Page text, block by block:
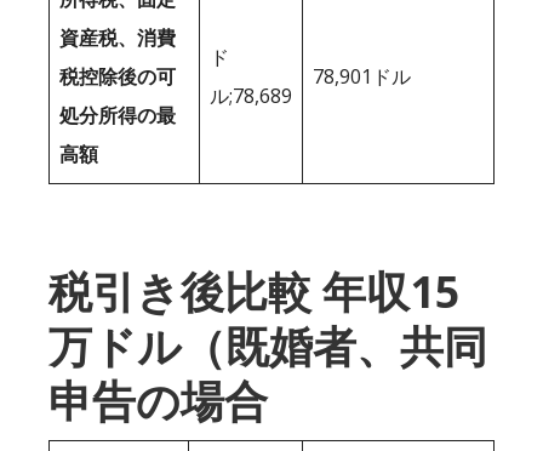
資産税、消費
税控除後の可
処分所得の最
高額
ド
ル;78,689
78,901ドル
税引き後比較 年収15
万ドル（既婚者、共同
申告の場合